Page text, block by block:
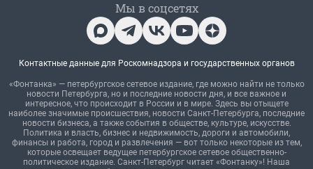
Мы в соцсетях
Контактные данные для Роскомнадзора и государственных органов
«Фонтанка» — петербургское сетевое издание, где можно найти не только
новости Петербурга, но и последние новости дня, и все важное и
интересное, что происходит в России и в мире. Здесь вы отыщете
наиболее значимые происшествия, новости Санкт-Петербурга, последние
новости бизнеса, а также события в обществе, культуре, искусстве.
Политика и власть, бизнес и недвижимость, дороги и автомобили,
финансы и работа, город и развлечения — вот только некоторые из тем,
которые освещает ведущее петербургское сетевое общественно-
политическое издание. Санкт-Петербург читает «Фонтанку»! Наша